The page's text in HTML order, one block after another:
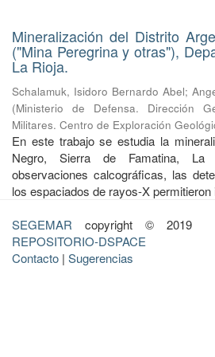
Mineralización del Distrito
("Mina Peregrina y otras"),
La Rioja.
Schalamuk, Isidoro Bernardo Abel;
(Ministerio de Defensa. Dirección
Militares. Centro de Exploración
En este trabajo se estudia la
Negro, Sierra de Famatina, La
observaciones calcográficas, las
los espaciados de rayos-X permitieron
SEGEMAR copyright © 2019
REPOSITORIO-DSPACE
Contacto | Sugerencias